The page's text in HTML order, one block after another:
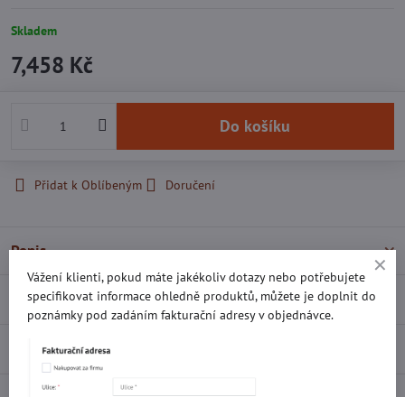
Skladem
7,458 Kč
Do košíku
Přidat k Oblíbeným Doručení
Popis
Recenze 0
Diskuse 0
Vážení klienti, pokud máte jakékoliv dotazy nebo potřebujete
specifikovat informace ohledně produktů, můžete je doplnit do
poznámky pod zadáním fakturační adresy v objednávce.